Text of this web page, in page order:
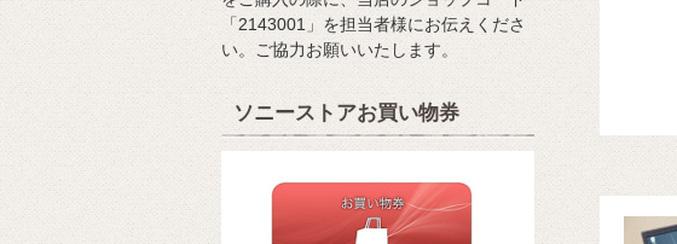
「2143001」を担当者様にお伝えくださ
い。ご協力お願いいたします。
ソニーストアお買い物券